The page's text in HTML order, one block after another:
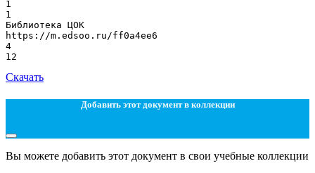
1
1
Библиотека ЦОК
https://m.edsoo.ru/ff0a4ee6
4
Скачать
Добавить этот документ в коллекции
Вы можете добавить этот документ в свои учебные коллекции